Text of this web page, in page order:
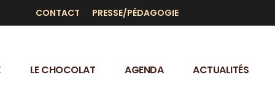
CONTACT PRESSE/PÉDAGOGIE
LE CHOCOLAT AGENDA ACTUALITÉS